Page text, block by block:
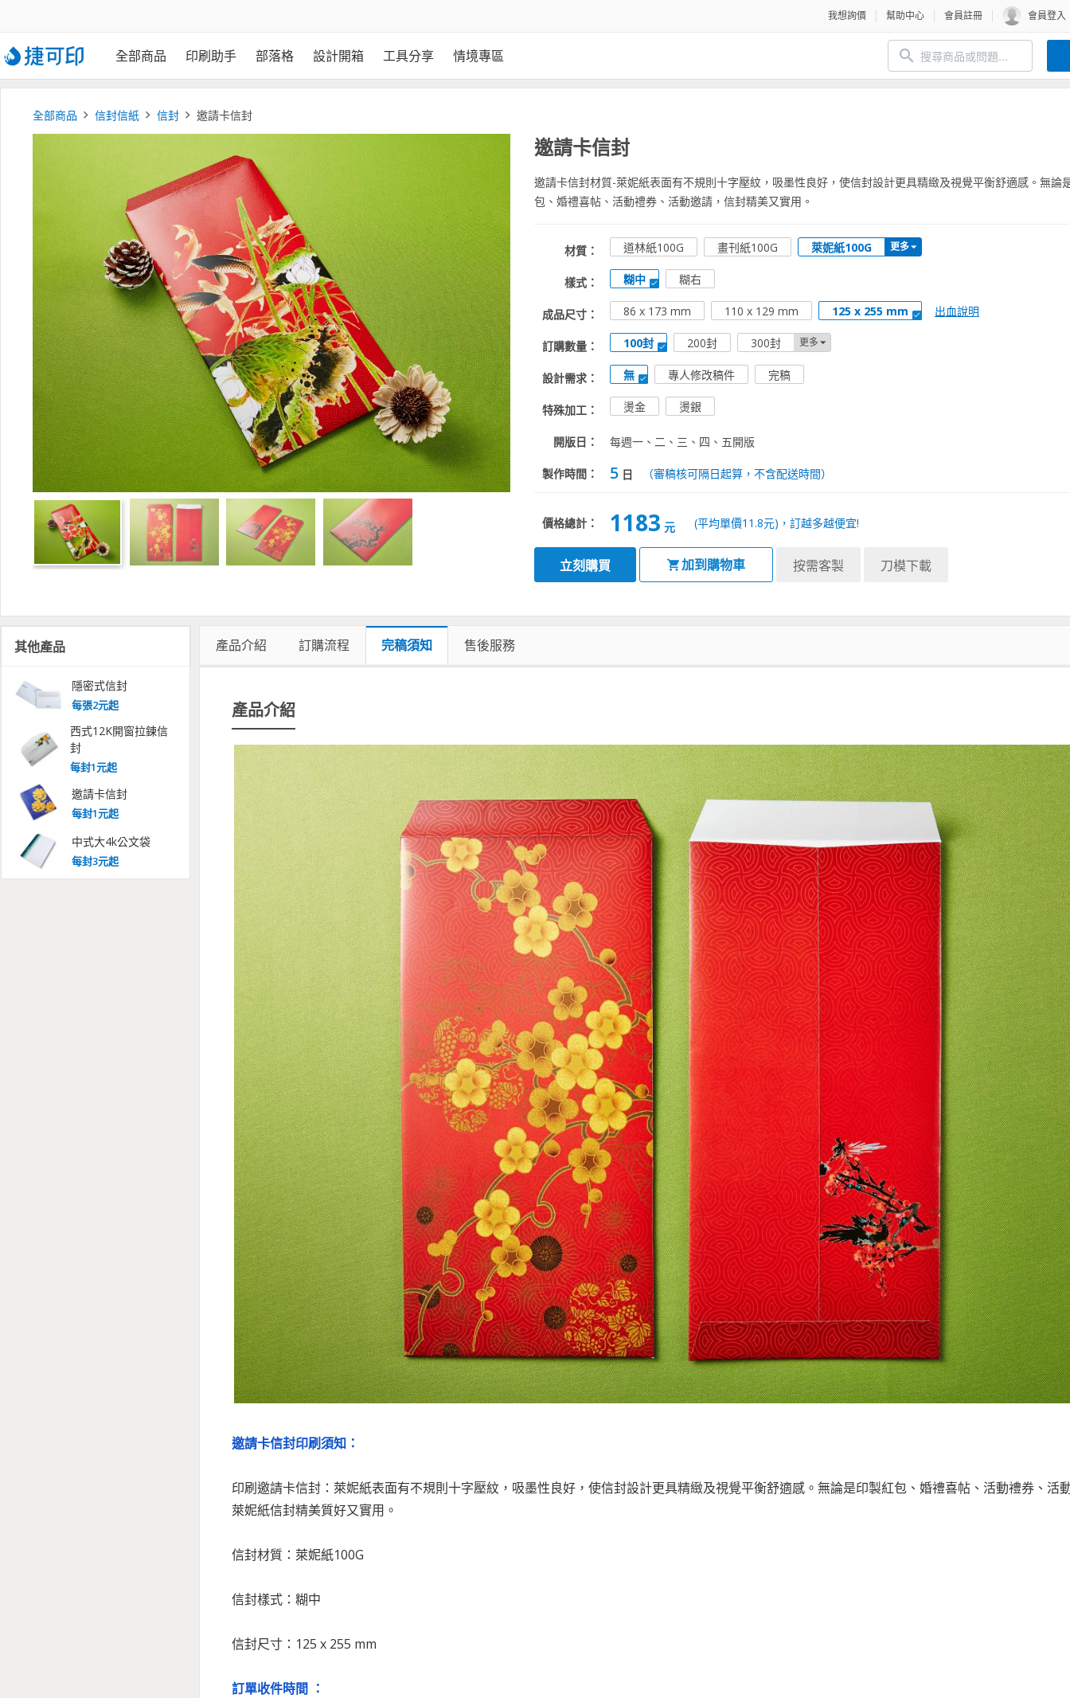
我想詢價 幫助中心 會員註冊 會員登入
全部商品 印刷助手 部落格 設計開箱 工具分享 情境專區
全部商品 信封信紙 信封 邀請卡信封
邀請卡信封
邀請卡信封材質-萊妮紙表面有不規則十字壓紋，吸墨性良好，使信封設計更具精緻及視覺平衡舒適感。無論
包、婚禮喜帖、活動禮券、活動邀請，信封精美又實用。
材質： 道林紙100G 畫刊紙100G 萊妮紙100G 更多
樣式： 糊中 糊右
成品尺寸： 86 x 173 mm 110 x 129 mm 125 x 255 mm 出血說明
訂購數量： 100封 200封 300封 更多
設計需求： 無 專人修改稿件 完稿
特殊加工： 燙金 燙銀
開版日： 每週一、二、三、四、五開版
製作時間： 5 日 （審稿核可隔日起算，不含配送時間）
價格總計： 1183 元 (平均單價11.8元)，訂越多越便宜!
立刻購買 加到購物車 按需客製 刀模下載
其他產品
隱密式信封
每張2元起
西式12K開窗拉鍊信
封
每封1元起
邀請卡信封
每封1元起
中式大4k公文袋
每封3元起
產品介紹 訂購流程 完稿須知 售後服務
產品介紹
邀請卡信封印刷須知：
印刷邀請卡信封：萊妮紙表面有不規則十字壓紋，吸墨性良好，使信封設計更具精緻及視覺平衡舒適感。無論是印製紅包、婚禮喜帖、活動禮券、活
萊妮紙信封精美質好又實用。
信封材質：萊妮紙100G
信封樣式：糊中
信封尺寸：125 x 255 mm
訂單收件時間 ：